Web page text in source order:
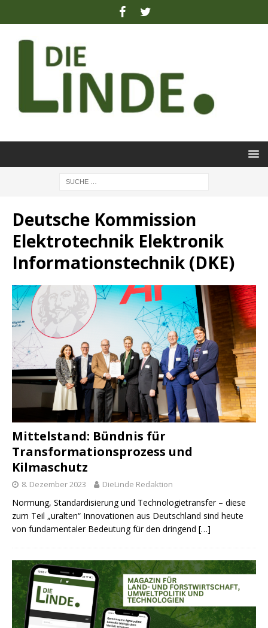
Deutsche Kommission
Elektrotechnik Elektronik
Informationstechnik (DKE)
Mittelstand: Bündnis für
Transformationsprozess und
Kilmaschutz
8. Dezember 2023 DieLinde Redaktion
Normung, Standardisierung und Technologietransfer – diese
zum Teil „uralten“ Innovationen aus Deutschland sind heute
von fundamentaler Bedeutung für den dringend […]